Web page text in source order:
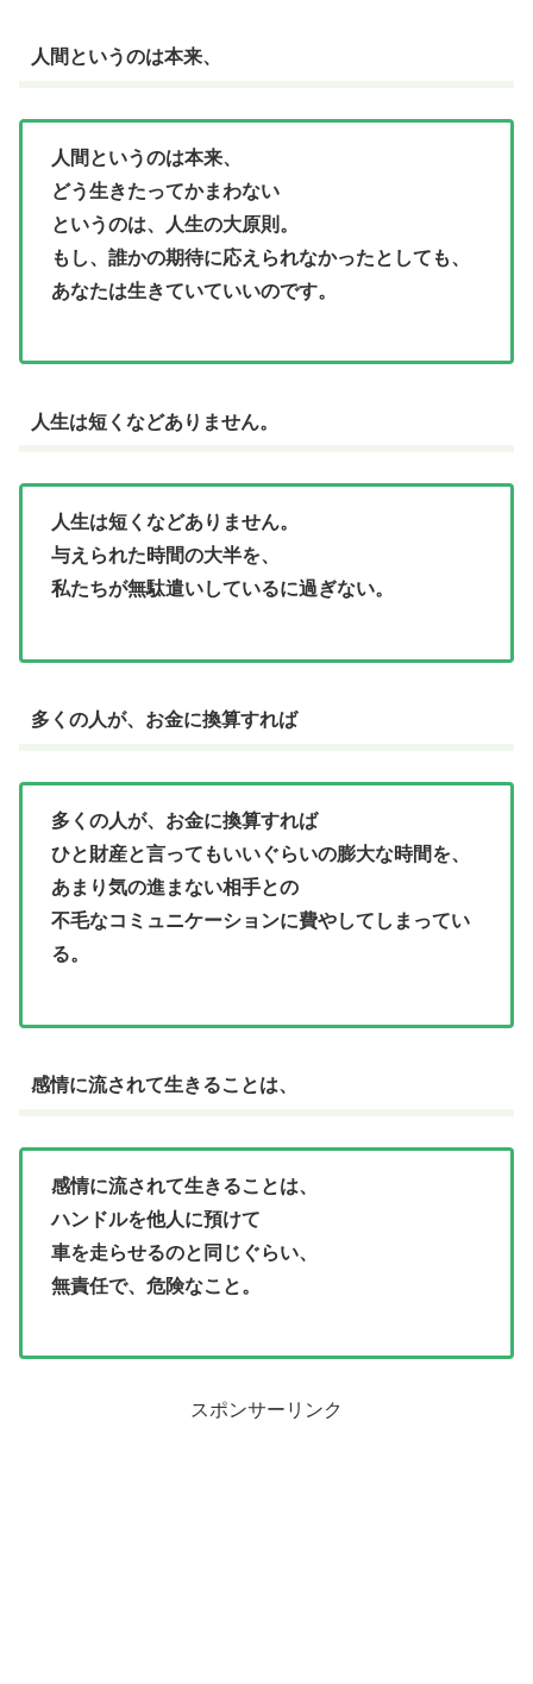
人間というのは本来、
人間というのは本来、
どう生きたってかまわない
というのは、人生の大原則。
もし、誰かの期待に応えられなかったとしても、
あなたは生きていていいのです。
人生は短くなどありません。
人生は短くなどありません。
与えられた時間の大半を、
私たちが無駄遣いしているに過ぎない。
多くの人が、お金に換算すれば
多くの人が、お金に換算すれば
ひと財産と言ってもいいぐらいの膨大な時間を、
あまり気の進まない相手との
不毛なコミュニケーションに費やしてしまってい
る。
感情に流されて生きることは、
感情に流されて生きることは、
ハンドルを他人に預けて
車を走らせるのと同じぐらい、
無責任で、危険なこと。
スポンサーリンク